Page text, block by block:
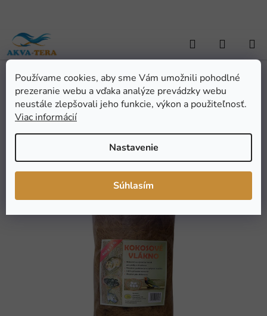
Používame cookies, aby sme Vám umožnili pohodlné
prezeranie webu a vďaka analýze prevádzky webu
neustále zlepšovali jeho funkcie, výkon a použiteľnosť.
Viac informácií
Nastavenie
Súhlasím
obsah
Hľadať
KOŠÍK
Domov / TERARISTIKA / Dekorácia / Prírodné / Kokosové vlákno
400g
Kokosové vlákno 400g
Priemerné
produktu
0,0
z
NeohodnotenéPodrobnosti hodnotenia